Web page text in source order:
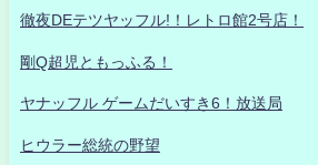
徹夜DEテツヤッフル!！レトロ館2号店！
剛Q超児ともっふる！
ヤナッフル ゲームだいすき6！放送局
ヒウラー総統の野望